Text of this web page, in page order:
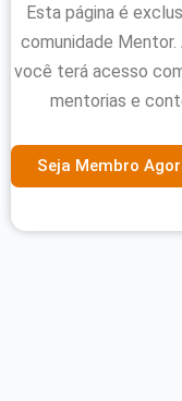
Esta página é
comunidade
você terá acesso
mentorias e
Seja Membro